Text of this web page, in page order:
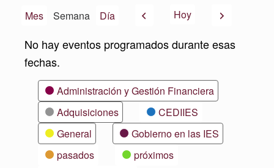
Mes Semana Día AnteriorHoy Siguiente
No hay eventos programados durante esas
fechas.
CategoríasAdministración y Gestión Financiera
Adquisiciones
CEDIIES
General
Gobierno en las IES
pasados
próximos